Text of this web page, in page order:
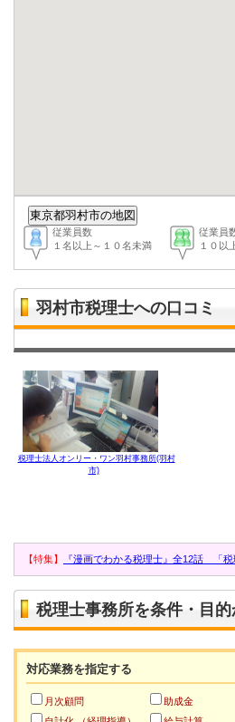
従業員数
１名以上～１０名未満
従業員
１０以
羽村市税理士への口コミ
税理士法人オンリー・ワン羽村事務所(羽村
市)
【特集】 『漫画でわかる税理士』全12話 「
税理士事務所を条件・目
対応業務を指定する
月次顧問
助成金